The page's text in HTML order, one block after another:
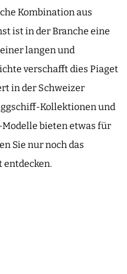
Kombination aus
ist in der Branche eine
langen und
verschafft dies Piaget
in der Schweizer
Kollektionen und
bieten etwas für
Sie nur noch das
entdecken.